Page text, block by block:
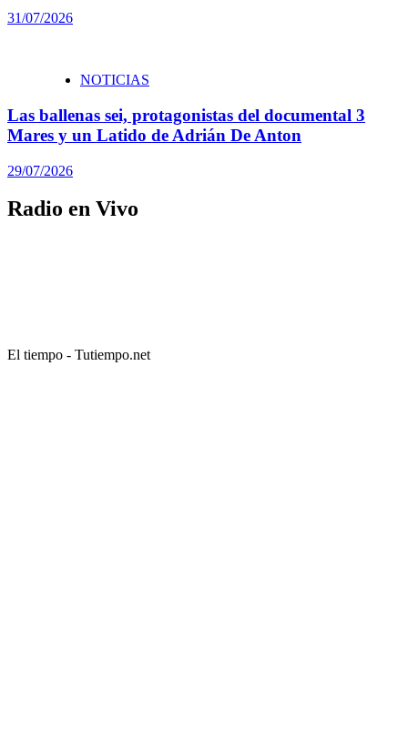
31/07/2026
NOTICIAS
Las ballenas sei, protagonistas del documental 3
Mares y un Latido de Adrián De Anton
29/07/2026
Radio en Vivo
El tiempo - Tutiempo.net